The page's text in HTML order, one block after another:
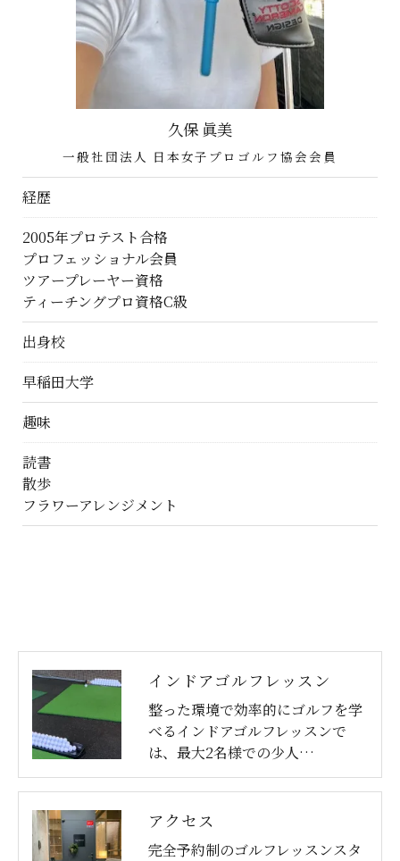
久保 眞美
一般社団法人 日本女子プロゴルフ協会会員
経歴
2005年プロテスト合格
プロフェッショナル会員
ツアープレーヤー資格
ティーチングプロ資格C級
出身校
早稲田大学
趣味
読書
散歩
フラワーアレンジメント
インドアゴルフレッスン
整った環境で効率的にゴルフを学
べるインドアゴルフレッスンで
は、最大2名様での少人…
アクセス
完全予約制のゴルフレッスンスタ